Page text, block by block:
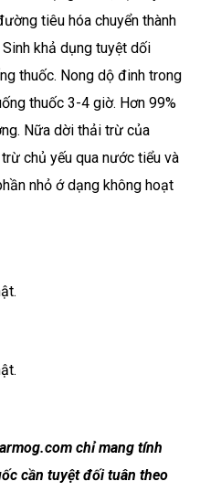
tiêu hóa chuyển thành
khả dụng tuyệt dối
thuốc. Nong dộ đinh trong
thuốc 3-4 giờ. Hơn 99%
Nữa dời thải trừ của
chủ yếu qua nước tiểu và
nhỏ ớ dạng không hoạt
chỉ mang tính
cần tuyệt đối tuân theo